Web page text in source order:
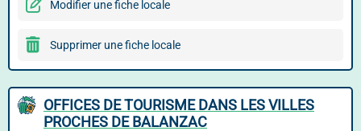
Modifier une fiche locale
Supprimer une fiche locale
OFFICES DE TOURISME DANS LES VILLES
PROCHES DE BALANZAC